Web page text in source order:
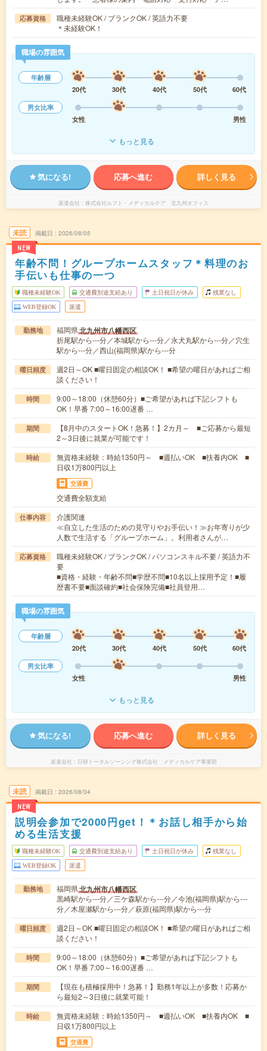
応募資格
職種未経験OK / ブランクOK / 英語力不要
＊未経験OK！
職場の雰囲気
年齢層
20代
30代 40代 50代
60代
男女比率
女性
男性
もっと見る
気になる! 応募へ進む 詳しく見る
派遣会社 株式会社ルフト・メディカルケア 北九州オフィス
未読
NEW
掲載日 2026/08/05
年齢不問！グループホームスタッフ＊料理のお
手伝いも仕事の一つ
職種未経験OK 交通費別途支給あり 土日祝日が休み 残業なし
WEB登録OK 派遣
勤務地 福岡県北九州市八幡西区
折尾駅から---分／本城駅から---分／永犬丸駅から---分／穴生
駅から---分／西山(福岡県)駅から---分
曜日頻度
週2日～OK ■曜日固定の相談OK！ ■希望の曜日があればご相
談ください！
時間
9:00～18:00（休憩60分）■ご希望があれば下記シフトも
OK！早番 7:00～16:00遅番 …
期間
【8月中のスタートOK！急募！】2カ月～ ■ご応募から最短
2～3日後に就業が可能です！
時給
無資格未経験：時給1350円～ ■週払いOK ■扶養内OK ■
日収1万800円以上
交通費
交通費全額支給
仕事内容
介護関連
≪自立した生活のための見守りやお手伝い！≫お年寄りが少
人数で生活する「グループホーム」。利用者さんが…
応募資格
職種未経験OK / ブランクOK / パソコンスキル不要 / 英語力不
要
■資格・経験・年齢不問■学歴不問■10名以上採用予定！■履
歴書不要■面談確約■社会保険完備■社員登用…
職場の雰囲気
年齢層
20代
30代 40代 50代
60代
男女比率
女性
男性
もっと見る
気になる! 応募へ進む 詳しく見る
派遣会社 日研トータルソーシング株式会社 メディカルケア事業部
未読
NEW
掲載日 2026/08/04
説明会参加で2000円get！＊お話し相手から始
める生活支援
職種未経験OK 交通費別途支給あり 土日祝日が休み 残業なし
WEB登録OK 派遣
勤務地 福岡県北九州市八幡西区
黒崎駅から---分／三ケ森駅から---分／今池(福岡県)駅から---
分／木屋瀬駅から---分／萩原(福岡県)駅から---分
曜日頻度
週2日～OK ■曜日固定の相談OK！ ■希望の曜日があればご相
談ください！
時間
9:00～18:00（休憩60分）■ご希望があれば下記シフトも
OK！早番 7:00～16:00遅番 …
期間
【現在も積極採用中！急募！】勤務1年以上が多数！応募か
ら最短2～3日後に就業可能！
時給
無資格未経験：時給1350円～ ■週払いOK ■扶養内OK ■
日収1万800円以上
交通費